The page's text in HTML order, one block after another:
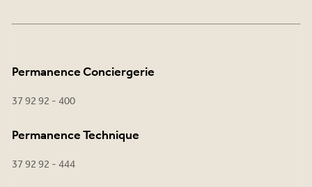
Permanence Conciergerie
37 92 92 - 400
Permanence Technique
37 92 92 - 444